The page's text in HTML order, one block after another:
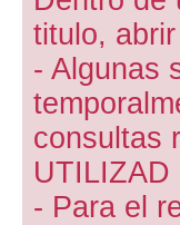
titulo,
- Algunas
consultas
UTILIZAD
- Para el